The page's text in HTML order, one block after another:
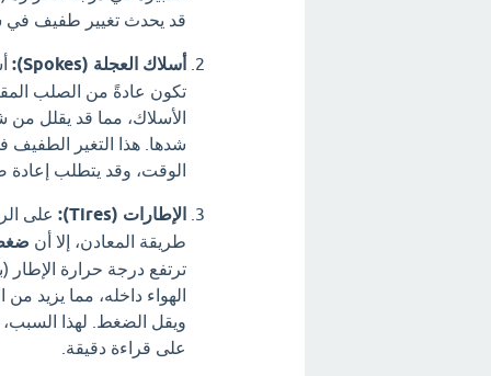
قد يحدث تغيير طفيف في
أسلاك العجلة (Spokes):
تكون عادةً من الصلب
الأسلاك، مما قد يقلل من
الوقت، وقد يتطلب
الإطارات (Tires):
على
طريقة المعادن، إلا أن ضغط
ترتفع درجة حرارة الإطار
الهواء داخله، مما يزيد
ويقل الضغط. لهذا
على قراءة دقيقة.